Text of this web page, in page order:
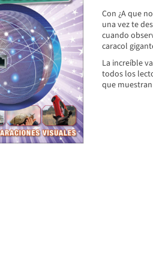
Con ¿A que
una vez te
cuando
caracol
La increíble
todos los
que